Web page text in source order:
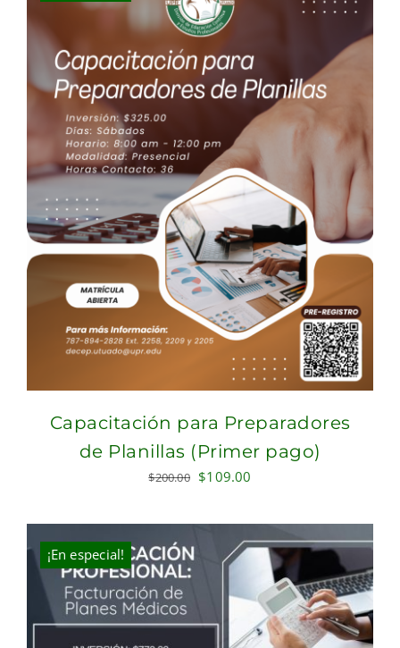
Capacitación para Preparadores
de Planillas (Primer pago)
$200.00 Original
was:
$200.00.
$109.00
is:
$109.00.
¡En especial!